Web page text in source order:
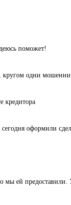
поможет!
кругом одни
кредитора
оформили
ей